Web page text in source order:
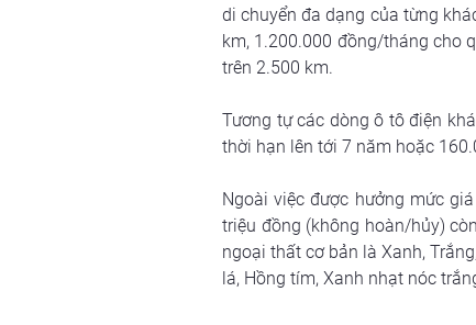
di chuyển đa dạng của từng
km, 1.200.000 đồng/tháng cho
trên 2.500 km.
Tương tự các dòng ô tô điện
thời hạn lên tới 7 năm hoặc
Ngoài việc được hưởng mức
triệu đồng (không hoàn/hủy)
ngoại thất cơ bản là Xanh,
lá, Hồng tím, Xanh nhạt nóc